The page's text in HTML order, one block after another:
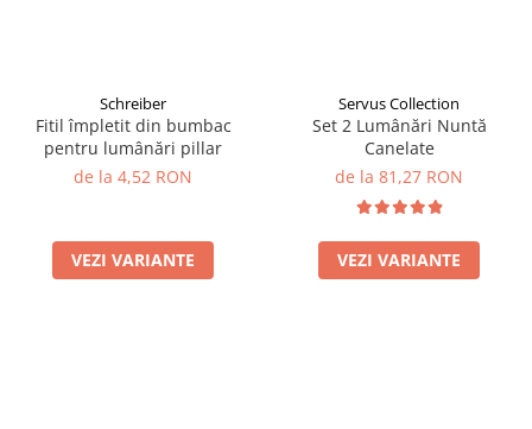
Schreiber
Fitil împletit din bumbac
pentru lumânări pillar
de la 4,52 RON
VEZI VARIANTE
Servus Collection
Set 2 Lumânări Nuntă
Canelate
de la 81,27 RON
VEZI VARIANTE